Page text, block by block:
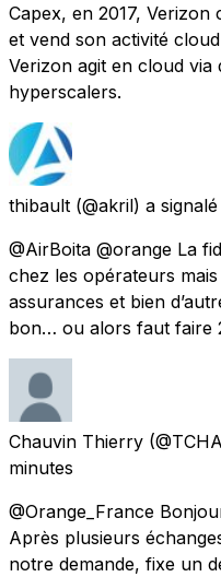
Capex, en 2017, Verizon
et vend son activité
Verizon agit en cloud via
hyperscalers.
thibault (@akril) a signalé
@AirBoita @orange La
chez les opérateurs
assurances et bien
bon… ou alors faut faire
Chauvin Thierry
minutes
@Orange_France
Après plusieurs
notre demande, fixe un